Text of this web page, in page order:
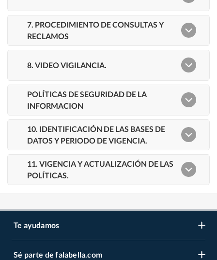
Te ayudamos
Venta telefónica
Sé parte de falabella.com